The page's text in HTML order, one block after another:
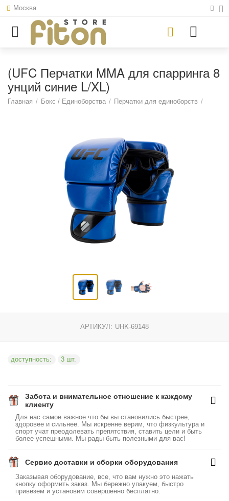
Москва
(UFC Перчатки MMA для спарринга 8
унций синие L/XL)
Главная / Бокс / Единоборства / Перчатки для единоборств /
АРТИКУЛ: UHK-69148
доступность: 3 шт.
Забота и внимательное отношение к каждому
клиенту
Для нас самое важное что бы вы становились быстрее,
здоровее и сильнее. Мы искренне верим, что физкультура и
спорт учат преодолевать препятствия, ставить цели и быть
более успешными. Мы рады быть полезными для вас!
Сервис доставки и сборки оборудования
Заказывая оборудование, все, что вам нужно это нажать
кнопку оформить заказ. Мы бережно упакуем, быстро
привезем и установим совершенно бесплатно.